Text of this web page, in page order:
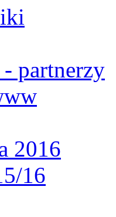
partnerzy
2016
16